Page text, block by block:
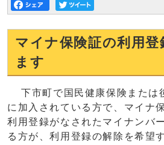
マイナ保険証の利用登
ます
下市町で国民健康保険または
に加入されている方で、マイナ
利用登録がなされたマイナンバ
る方が、利用登録の解除を希望